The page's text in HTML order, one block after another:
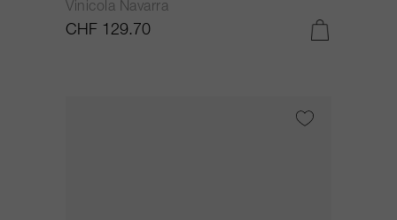
Vinicola Navarra
CHF 129.70